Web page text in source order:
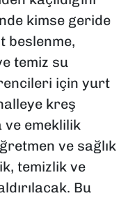
kimse geride
beslenme,
temiz su
için yurt
kreş
ve emeklilik
ve sağlık
temizlik ve
Bu